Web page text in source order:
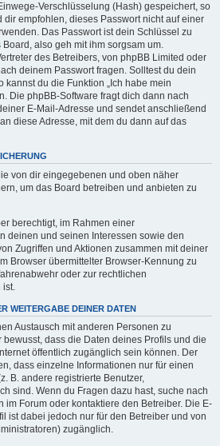
Verschlüsselung (Hash) gespeichert, so
dir empfohlen, dieses Passwort nicht auf einer
Das Passwort ist dein Schlüssel zu
also geh mit ihm sorgsam um.
des Betreibers, von phpBB Limited oder
deinem Passwort fragen. Solltest du dein
kannst du die Funktion „Ich habe mein
Die phpBB-Software fragt dich dann nach
E-Mail-Adresse und sendet anschließend
diese Adresse, mit dem du dann auf das
von dir eingegebenen und oben näher
um das Board betreiben und anbieten zu
berechtigt, im Rahmen einer
deinen und seinen Interessen sowie den
Zugriffen und Aktionen zusammen mit deiner
Browser übermittelter Browser-Kennung zu
oder zur rechtlichen
WEITERGABE DEINER DATEN
Austausch mit anderen Personen zu
dass die Daten deines Profils und die
öffentlich zugänglich sein können. Der
dass einzelne Informationen nur für einen
B. andere registrierte Benutzer,
sind. Wenn du Fragen dazu hast, suche nach
im Forum oder kontaktiere den Betreiber. Die E-
ist dabei jedoch nur für den Betreiber und von
zugänglich.